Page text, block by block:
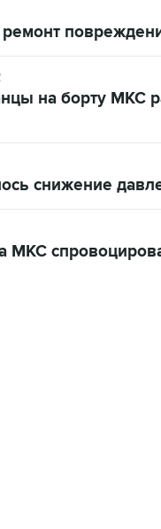
на борту МКС
снижение
МКС